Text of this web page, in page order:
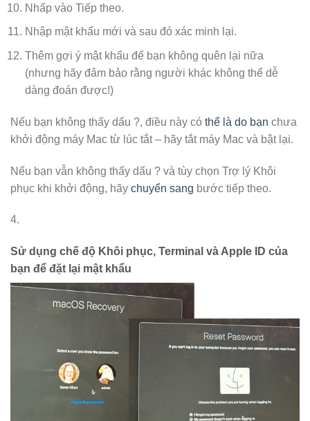
Nhấp vào Tiếp theo.
Nhập mật khẩu mới và sau đó xác minh lại.
Thêm gợi ý mật khẩu để bạn không quên lại nữa
(nhưng hãy đảm bảo rằng người khác không thể dễ
dàng đoán được!)
Nếu bạn không thấy dấu ?, điều này có thể là do bạn chưa
khởi động máy Mac từ lúc tắt – hãy tắt máy Mac và bật lại.
Nếu bạn vẫn không thấy dấu ? và tùy chọn Trợ lý Khôi
phục khi khởi động, hãy chuyển sang bước tiếp theo.
4.
Sử dụng chế độ Khôi phục, Terminal và Apple ID của
bạn để đặt lại mật khẩu